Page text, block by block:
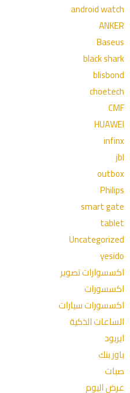
android watch
ANKER
Baseus
black shark
blisbond
choetech
CMF
HUAWEI
infinx
jbl
outbox
Philips
smart gate
tablet
Uncategorized
yesido
اكسسوارات تصوير
اكسسورات
اكسسورات سيارات
الساعات الذكية
ايربود
باور بنك
صبات
عرض اليوم